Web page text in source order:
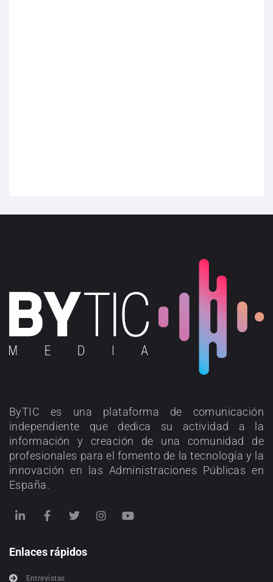
ByTIC es una plataforma de comunicación
independiente que dedica su actividad a la
información y creación de una comunidad de
profesionales para el fomento de la tecnología y la
innovación en las Administraciones Públicas en
España.
Enlaces rápidos
Entrevistas